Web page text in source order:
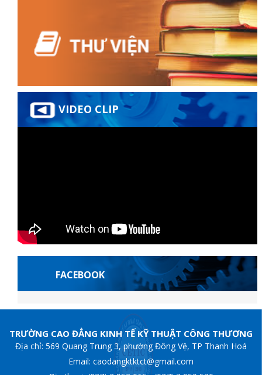
VIDEO CLIP
FACEBOOK
TRƯỜNG CAO ĐẲNG KINH TẾ KỸ THUẬT CÔNG THƯƠNG
Địa chỉ: 569 Quang Trung 3, phường Đông Vệ, TP Thanh Hoá
Email: caodangktktct@gmail.com
Escortes françaisesgrandpashabet